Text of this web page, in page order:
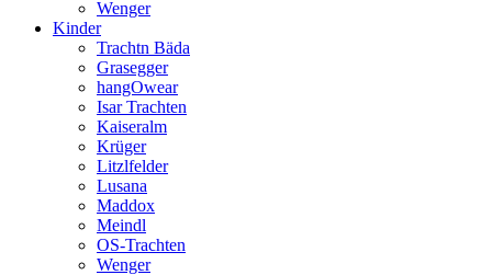
Wenger
Kinder
Trachtn Bäda
Grasegger
hangOwear
Isar Trachten
Kaiseralm
Krüger
Litzlfelder
Lusana
Maddox
Meindl
OS-Trachten
Wenger